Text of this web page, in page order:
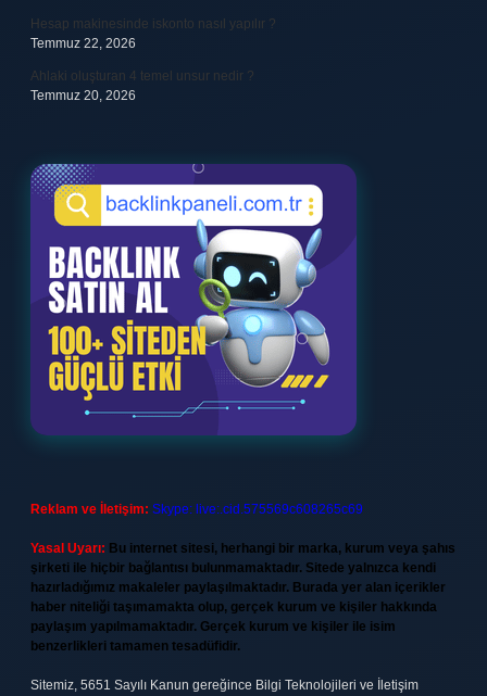
Hesap makinesinde iskonto nasıl yapılır ?
Temmuz 22, 2026
Ahlaki oluşturan 4 temel unsur nedir ?
Temmuz 20, 2026
Reklam ve İletişim: Skype: live:.cid.575569c608265c69
Yasal Uyarı: Bu internet sitesi, herhangi bir marka, kurum veya şahıs
şirketi ile hiçbir bağlantısı bulunmamaktadır. Sitede yalnızca kendi
hazırladığımız makaleler paylaşılmaktadır. Burada yer alan içerikler
haber niteliği taşımamakta olup, gerçek kurum ve kişiler hakkında
paylaşım yapılmamaktadır. Gerçek kurum ve kişiler ile isim
benzerlikleri tamamen tesadüfidir.
Sitemiz, 5651 Sayılı Kanun gereğince Bilgi Teknolojileri ve İletişim